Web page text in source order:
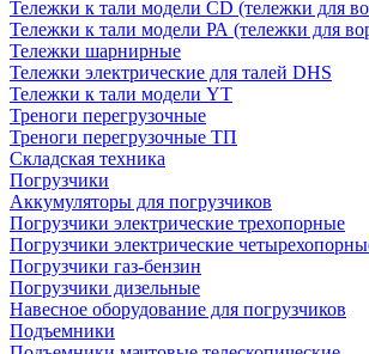
Тележки к тали модели CD (тележки для
Тележки к тали модели РА (тележки для
Тележки шарнирные
Тележки электрические для талей DHS
Тележки к тали модели YT
Треноги перегрузочные
Треноги перегрузочные ТП
Складская техника
Погрузчики
Аккумуляторы для погрузчиков
Погрузчики электрические трехопорные
Погрузчики электрические
Погрузчики газ-бензин
Погрузчики дизельные
Навесное оборудование для погрузчиков
Подъемники